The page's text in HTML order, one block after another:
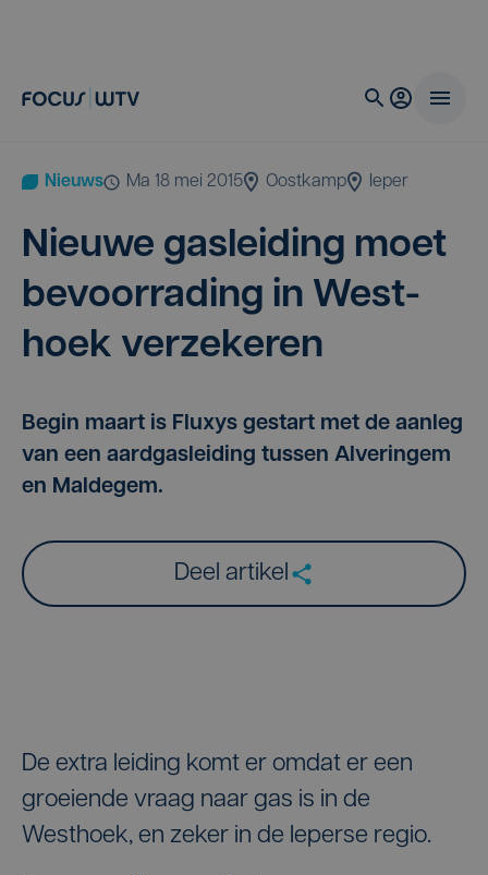
Nieuws ma 18 mei 2015 Oostkamp Ieper
Nieu­we gas­lei­ding moet
bevoor­ra­ding in West­
hoek verzekeren
Begin maart is Fluxys gestart met de aanleg
van een aardgasleiding tussen Alveringem
en Maldegem.
Deel artikel
De extra leiding komt er omdat er een
groeiende vraag naar gas is in de
Westhoek, en zeker in de Ieperse regio.